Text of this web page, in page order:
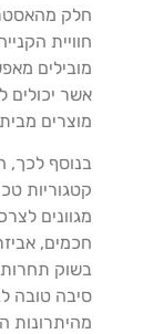
חלק
חוויית
מובילים
אשר יכולים
מוצרים מבית KSP בלבד.
בנוסף לכך,
קטגוריות
מגוונים
חכמים,
בשוק
מהיתרונות